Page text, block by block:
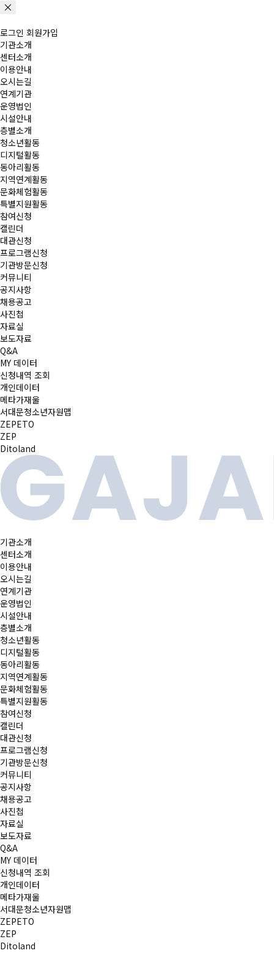
로그인 회원가입
기관소개
센터소개
이용안내
오시는길
연계기관
운영법인
시설안내
층별소개
청소년활동
디지털활동
동아리활동
지역연계활동
문화체험활동
특별지원활동
참여신청
캘린더
대관신청
프로그램신청
기관방문신청
커뮤니티
공지사항
채용공고
사진첩
자료실
보도자료
Q&A
MY 데이터
신청내역 조회
개인데이터
메타가재울
서대문청소년자원맵
ZEPETO
ZEP
Ditoland
기관소개
센터소개
이용안내
오시는길
연계기관
운영법인
시설안내
층별소개
청소년활동
디지털활동
동아리활동
지역연계활동
문화체험활동
특별지원활동
참여신청
캘린더
대관신청
프로그램신청
기관방문신청
커뮤니티
공지사항
채용공고
사진첩
자료실
보도자료
Q&A
MY 데이터
신청내역 조회
개인데이터
메타가재울
서대문청소년자원맵
ZEPETO
ZEP
Ditoland